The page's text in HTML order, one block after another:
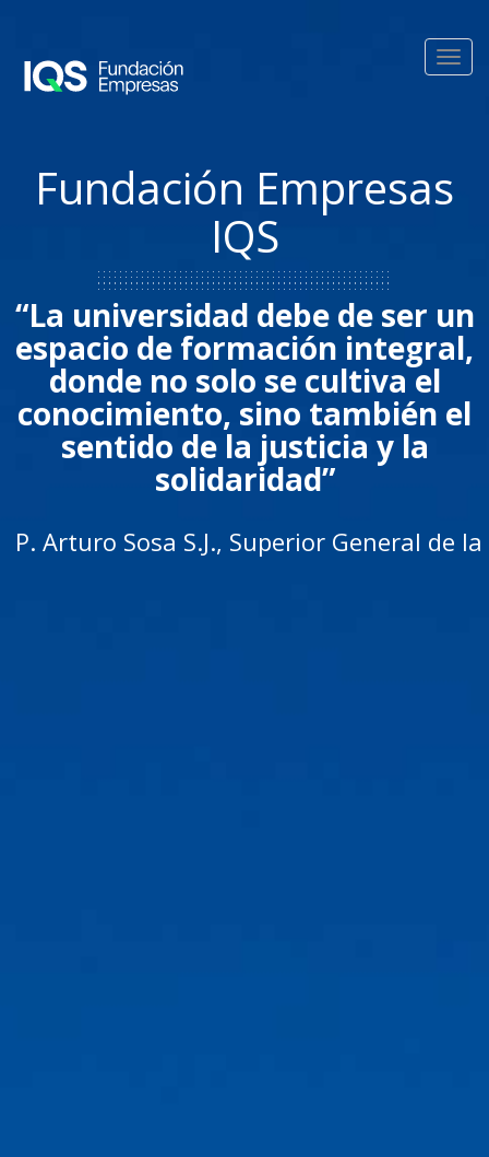
Fundación Empresas
IQS
“La universidad debe de ser un
espacio de formación integral,
donde no solo se cultiva el
conocimiento, sino también el
sentido de la justicia y la
solidaridad”
P. Arturo Sosa S.J., Superior General de